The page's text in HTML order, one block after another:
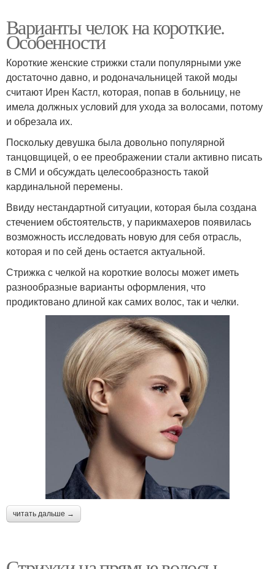
Варианты челок на короткие.
Особенности
Короткие женские стрижки стали популярными уже
достаточно давно, и родоначальницей такой моды
считают Ирен Кастл, которая, попав в больницу, не
имела должных условий для ухода за волосами, потому
и обрезала их.
Поскольку девушка была довольно популярной
танцовщицей, о ее преображении стали активно писать
в СМИ и обсуждать целесообразность такой
кардинальной перемены.
Ввиду нестандартной ситуации, которая была создана
стечением обстоятельств, у парикмахеров появилась
возможность исследовать новую для себя отрасль,
которая и по сей день остается актуальной.
Стрижка с челкой на короткие волосы может иметь
разнообразные варианты оформления, что
продиктовано длиной как самих волос, так и челки.
читать дальше →